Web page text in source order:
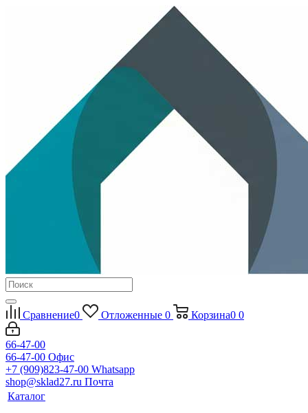
Сравнение0 Отложенные 0 Корзина0 0
66-47-00
66-47-00 Офис
+7 (909)823-47-00 Whatsapp
shop@sklad27.ru Почта
Каталог